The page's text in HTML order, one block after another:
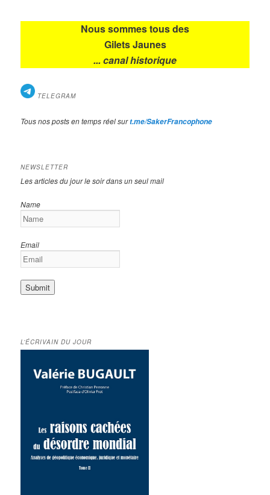
Nous sommes tous des
Gilets Jaunes
... canal historique
TELEGRAM
Tous nos posts en temps réel surt.me/SakerFrancophone
NEWSLETTER
Les articles du jour le soir dans un seul mail
Name
Email
L’ÉCRIVAIN DU JOUR